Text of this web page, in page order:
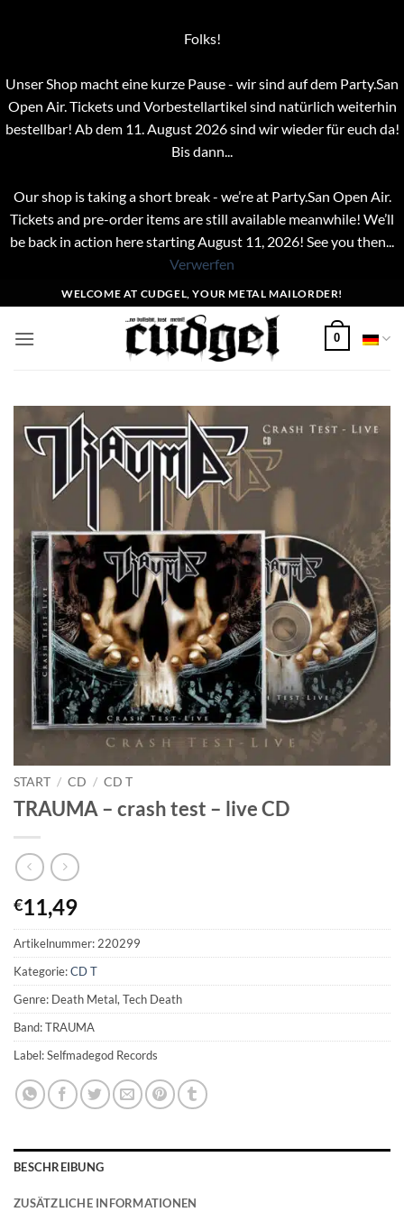
Folks!
Unser Shop macht eine kurze Pause - wir sind auf dem Party.San
Open Air. Tickets und Vorbestellartikel sind natürlich weiterhin
bestellbar! Ab dem 11. August 2026 sind wir wieder für euch da!
Bis dann...
Our shop is taking a short break - we’re at Party.San Open Air.
Tickets and pre-order items are still available meanwhile! We’ll
be back in action here starting August 11, 2026! See you then...
Verwerfen
Inhalt
springen
WELCOME AT CUDGEL, YOUR METAL MAILORDER!
0
START / CD / CD T
TRAUMA – crash test – live CD
€11,49
Artikelnummer: 220299
Kategorie:CD T
Genre: Death Metal, Tech Death
Band: TRAUMA
Label: Selfmadegod Records
BESCHREIBUNG
ZUSÄTZLICHE INFORMATIONEN